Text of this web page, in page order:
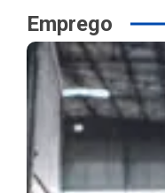
Emprego